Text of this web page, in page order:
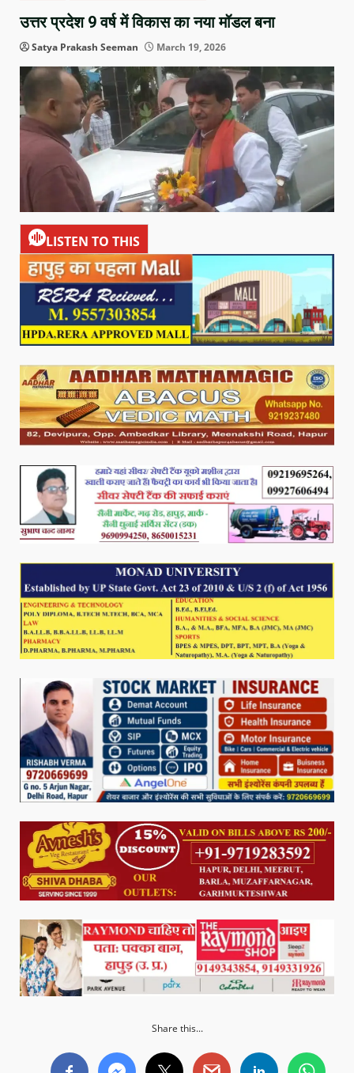
उत्तर प्रदेश 9 वर्ष में विकास का नया मॉडल बना
Satya Prakash Seeman March 19, 2026
LISTEN TO THIS
Share this...